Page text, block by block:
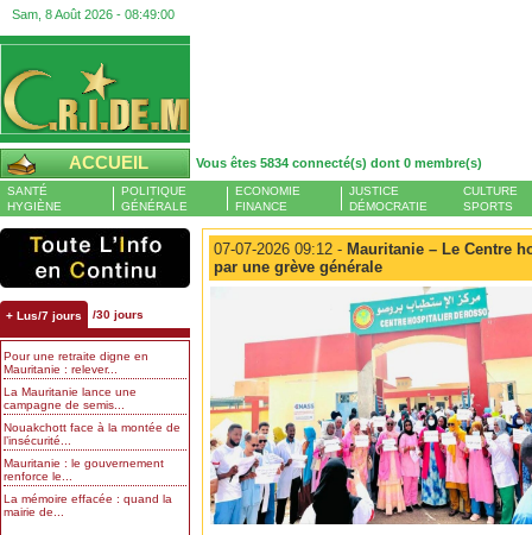
Sam, 8 Août 2026 - 08:49:00
ACCUEIL Vous êtes 5834 connecté(s) dont 0 membre(s)
SANTÉ
HYGIÈNE
POLITIQUE
GÉNÉRALE
ECONOMIE
FINANCE
JUSTICE
DÉMOCRATIE
CULTURE
SPORTS
+ Lus/7 jours /30 jours
Pour une retraite digne en
Mauritanie : relever...
La Mauritanie lance une
campagne de semis...
Nouakchott face à la montée de
l’insécurité...
Mauritanie : le gouvernement
renforce le...
La mémoire effacée : quand la
mairie de...
07-07-2026 09:12 - Mauritanie – Le Centre
par une grève générale